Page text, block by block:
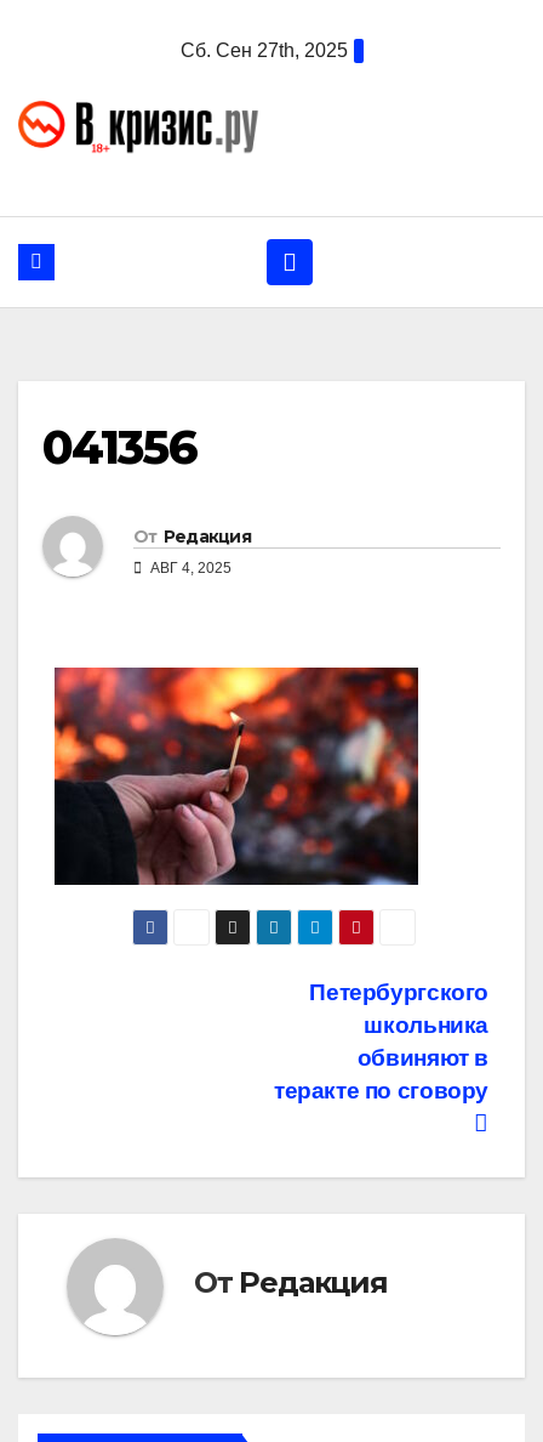
Сб. Сен 27th, 2025
041356
От Редакция
АВГ 4, 2025
Петербургского
школьника
обвиняют в
теракте по сговору
От Редакция